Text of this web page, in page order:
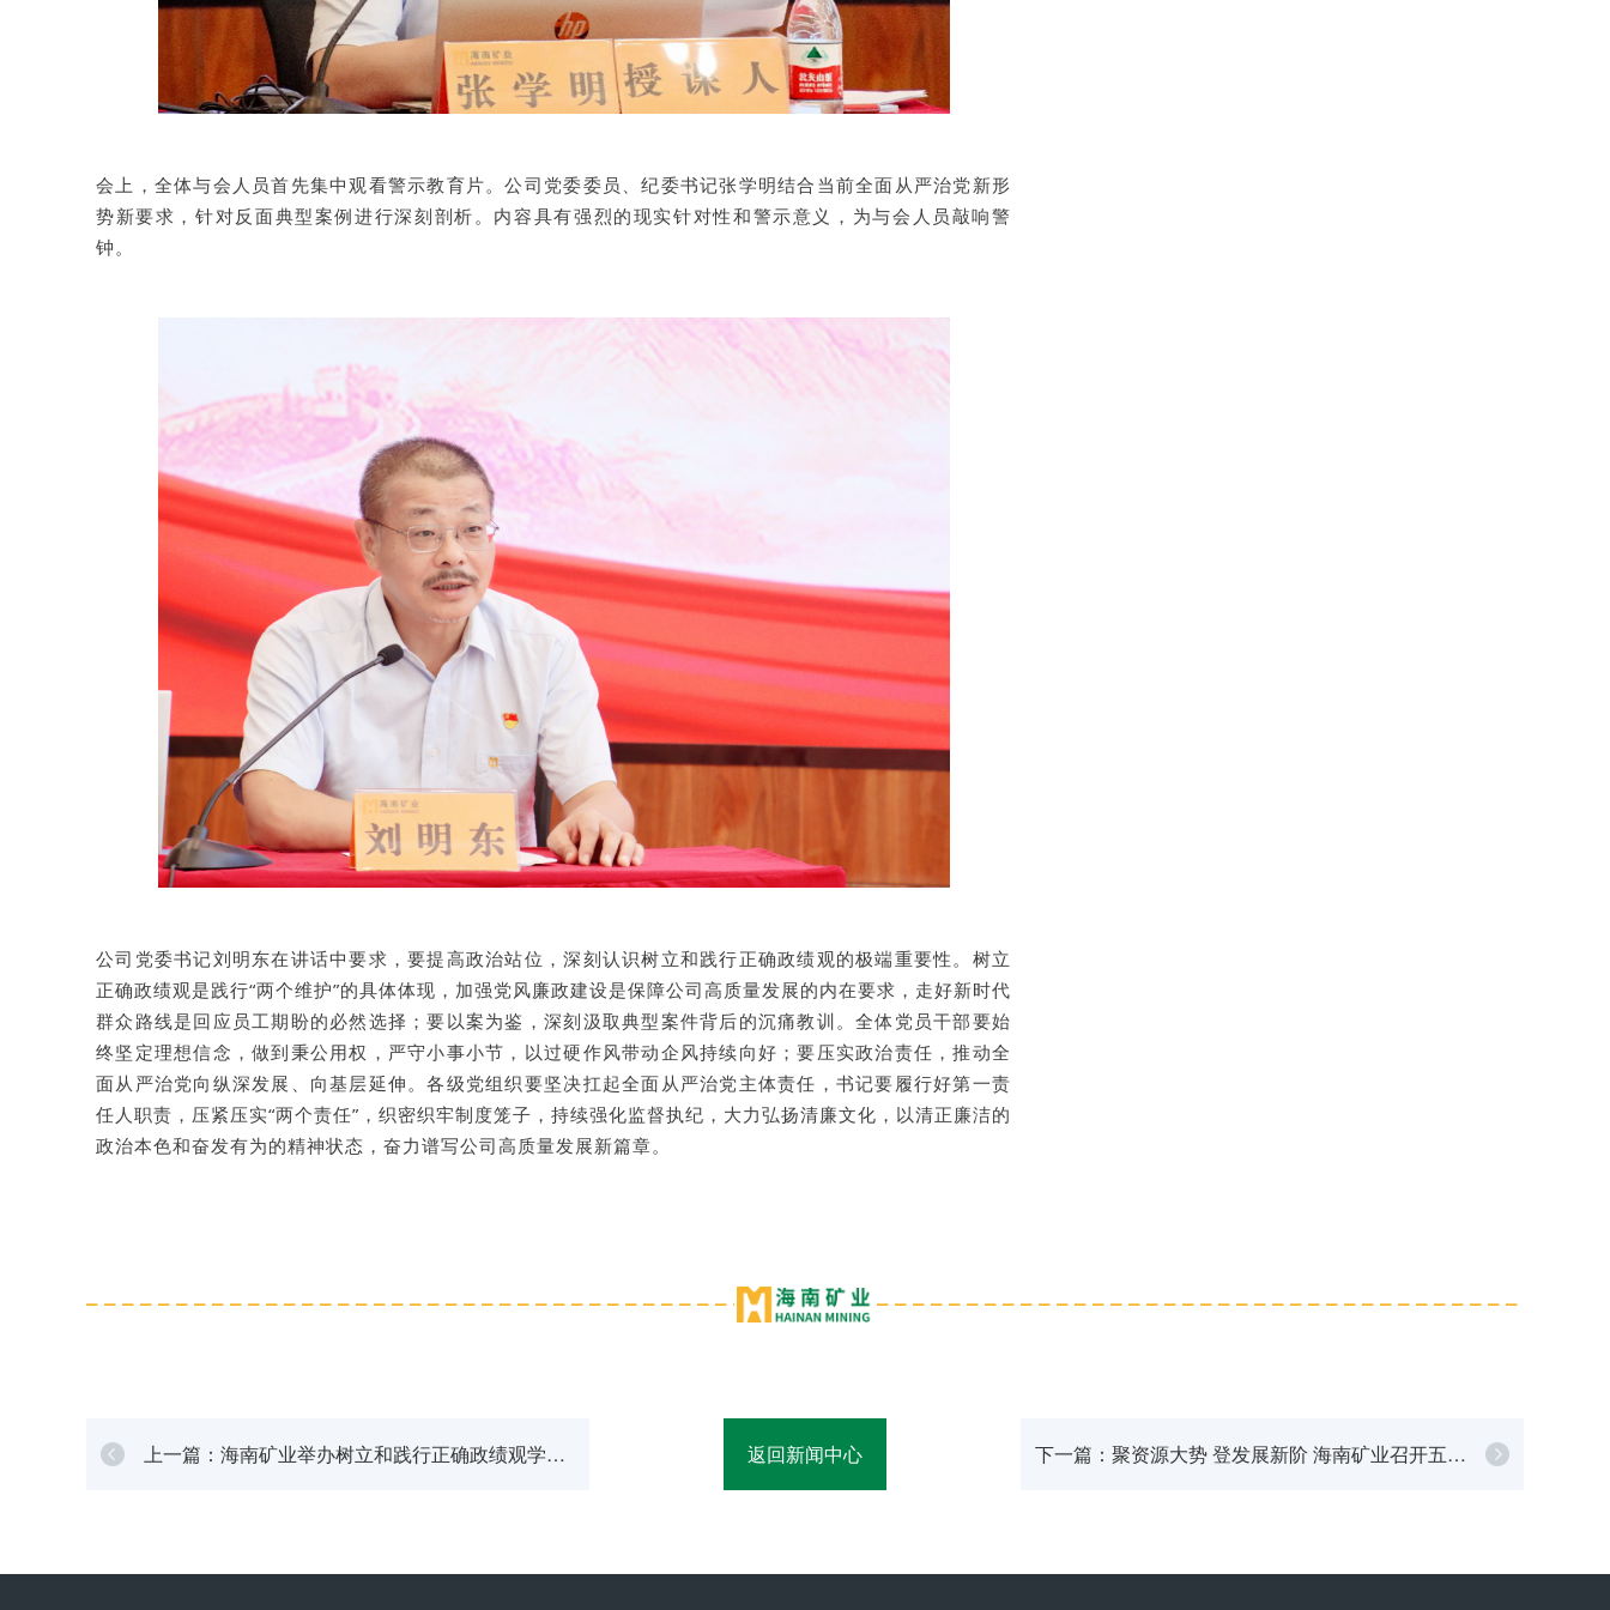
会上，全体与会人员首先集中观看警示教育片。公司党委委员、纪委书记张学明结合当前全面从严治党新形
势新要求，针对反面典型案例进行深刻剖析。内容具有强烈的现实针对性和警示意义，为与会人员敲响警
钟。
公司党委书记刘明东在讲话中要求，要提高政治站位，深刻认识树立和践行正确政绩观的极端重要性。树立
正确政绩观是践行“两个维护”的具体体现，加强党风廉政建设是保障公司高质量发展的内在要求，走好新时代
群众路线是回应员工期盼的必然选择；要以案为鉴，深刻汲取典型案件背后的沉痛教训。全体党员干部要始
终坚定理想信念，做到秉公用权，严守小事小节，以过硬作风带动企风持续向好；要压实政治责任，推动全
面从严治党向纵深发展、向基层延伸。各级党组织要坚决扛起全面从严治党主体责任，书记要履行好第一责
任人职责，压紧压实“两个责任”，织密织牢制度笼子，持续强化监督执纪，大力弘扬清廉文化，以清正廉洁的
政治本色和奋发有为的精神状态，奋力谱写公司高质量发展新篇章。
上一篇：海南矿业举办树立和践行正确政绩观学习 返回新闻中心 下一篇：聚资源大势 登发展新阶 海南矿业召开五年